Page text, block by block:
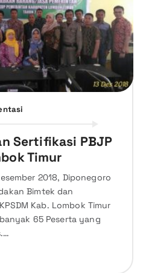
Sertifikasi PBJP
Timur
2018, Diponegoro
Bimtek dan
Kab. Lombok Timur
65 Peserta yang